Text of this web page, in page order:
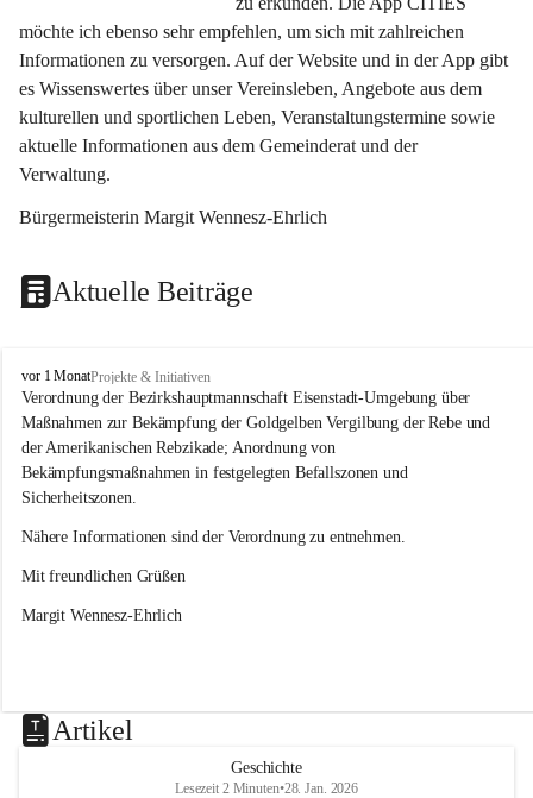
möchte ich ebenso sehr empfehlen, um sich mit zahlreichen
Informationen zu versorgen. Auf der Website und in der App gibt
es Wissenswertes über unser Vereinsleben, Angebote aus dem
kulturellen und sportlichen Leben, Veranstaltungstermine sowie
aktuelle Informationen aus dem Gemeinderat und der
Verwaltung.
Bürgermeisterin Margit Wennesz-Ehrlich
Aktuelle Beiträge
O
s
l
i
p
vor 1 MonatProjekte & Initiativen
Verordnung der Bezirkshauptmannschaft Eisenstadt-Umgebung über
Maßnahmen zur Bekämpfung der Goldgelben Vergilbung der Rebe und
der Amerikanischen Rebzikade; Anordnung von
Bekämpfungsmaßnahmen in festgelegten Befallszonen und
Sicherheitszonen.
Nähere Informationen sind der Verordnung zu entnehmen.
Mit freundlichen Grüßen
Margit Wennesz-Ehrlich
Artikel
Geschichte
Lesezeit 2 Minuten•28. Jan. 2026